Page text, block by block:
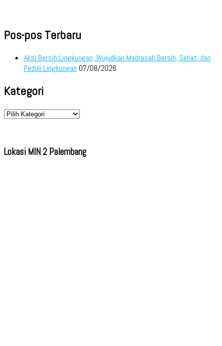
Pos-pos Terbaru
Aksi Bersih Lingkungan, Wujudkan Madrasah Bersih, Sehat, dan
Peduli Lingkungan 07/08/2026
Kategori
Kategori
Lokasi MIN 2 Palembang